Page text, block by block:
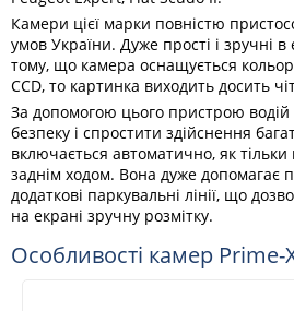
Камери цієї марки повністю
умов України. Дуже прості і зручні в
тому, що камера оснащується
CCD, то картинка виходить досить
За допомогою цього пристрою
безпеку і спростити здійснення
включається автоматично, як
заднім ходом. Вона дуже допомагає
додаткові паркувальні лінії, що
на екрані зручну розмітку.
Особливості камер Prime-